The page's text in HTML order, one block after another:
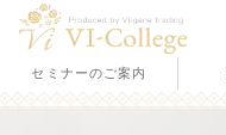
セミナーのご案内